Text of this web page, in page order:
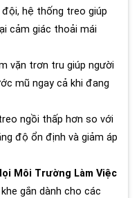
hệ thống treo giúp
cảm giác thoải mái
vặn trơn tru giúp người
mũ ngay cả khi đang
ngồi thấp hơn so với
độ ổn định và giảm áp
Môi Trường Làm Việc
gắn dành cho các